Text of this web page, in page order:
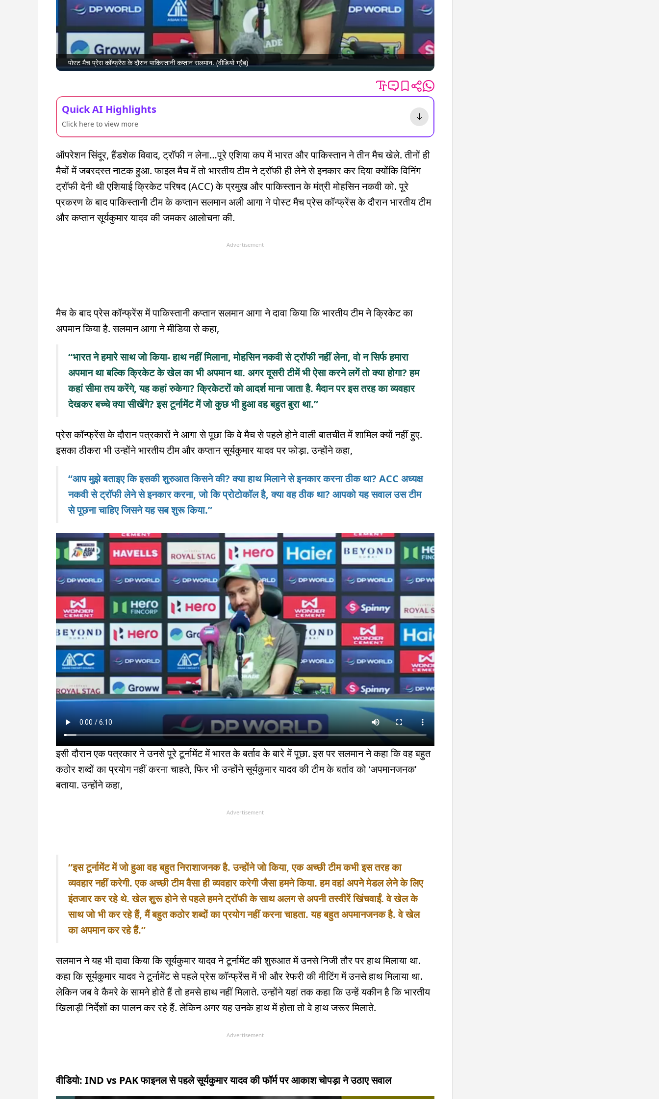
पोस्ट मैच प्रेस कॉन्फ्रेंस के दौरान पाकिस्तानी कप्तान सलमान. (वीडियो ग्रैब)
Quick AI Highlights
Click here to view more
ऑपरेशन सिंदूर, हैंडशेक विवाद, ट्रॉफी न लेना…पूरे एशिया कप में भारत और पाकिस्तान ने तीन मैच खेले. तीनों ही
मैचों में जबरदस्त नाटक हुआ. फाइल मैच में तो भारतीय टीम ने ट्रॉफी ही लेने से इनकार कर दिया क्योंकि विनिंग
ट्रॉफी देनी थी एशियाई क्रिकेट परिषद (ACC) के प्रमुख और पाकिस्तान के मंत्री मोहसिन नकवी को. पूरे
प्रकरण के बाद पाकिस्तानी टीम के कप्तान सलमान अली आगा ने पोस्ट मैच प्रेस कॉन्फ्रेंस के दौरान भारतीय टीम
और कप्तान सूर्यकुमार यादव की जमकर आलोचना की.
Advertisement
मैच के बाद प्रेस कॉन्फ्रेंस में पाकिस्तानी कप्तान सलमान आगा ने दावा किया कि भारतीय टीम ने क्रिकेट का
अपमान किया है. सलमान आगा ने मीडिया से कहा,
“भारत ने हमारे साथ जो किया- हाथ नहीं मिलाना, मोहसिन नकवी से ट्रॉफी नहीं लेना, वो न सिर्फ हमारा
अपमान था बल्कि क्रिकेट के खेल का भी अपमान था. अगर दूसरी टीमें भी ऐसा करने लगें तो क्या होगा? हम
कहां सीमा तय करेंगे, यह कहां रुकेगा? क्रिकेटरों को आदर्श माना जाता है. मैदान पर इस तरह का व्यवहार
देखकर बच्चे क्या सीखेंगे? इस टूर्नामेंट में जो कुछ भी हुआ वह बहुत बुरा था.”
प्रेस कॉन्फ्रेंस के दौरान पत्रकारों ने आगा से पूछा कि वे मैच से पहले होने वाली बातचीत में शामिल क्यों नहीं हुए.
इसका ठीकरा भी उन्होंने भारतीय टीम और कप्तान सूर्यकुमार यादव पर फोड़ा. उन्होंने कहा,
“आप मुझे बताइए कि इसकी शुरुआत किसने की? क्या हाथ मिलाने से इनकार करना ठीक था? ACC अध्यक्ष
नकवी से ट्रॉफी लेने से इनकार करना, जो कि प्रोटोकॉल है, क्या वह ठीक था? आपको यह सवाल उस टीम
से पूछना चाहिए जिसने यह सब शुरू किया.”
इसी दौरान एक पत्रकार ने उनसे पूरे टूर्नामेंट में भारत के बर्ताव के बारे में पूछा. इस पर सलमान ने कहा कि वह बहुत
कठोर शब्दों का प्रयोग नहीं करना चाहते, फिर भी उन्होंने सूर्यकुमार यादव की टीम के बर्ताव को ‘अपमानजनक’
बताया. उन्होंने कहा,
Advertisement
“इस टूर्नामेंट में जो हुआ वह बहुत निराशाजनक है. उन्होंने जो किया, एक अच्छी टीम कभी इस तरह का
व्यवहार नहीं करेगी. एक अच्छी टीम वैसा ही व्यवहार करेगी जैसा हमने किया. हम वहां अपने मेडल लेने के लिए
इंतजार कर रहे थे. खेल शुरू होने से पहले हमने ट्रॉफी के साथ अलग से अपनी तस्वीरें खिंचवाईं. वे खेल के
साथ जो भी कर रहे हैं, मैं बहुत कठोर शब्दों का प्रयोग नहीं करना चाहता. यह बहुत अपमानजनक है. वे खेल
का अपमान कर रहे हैं.”
सलमान ने यह भी दावा किया कि सूर्यकुमार यादव ने टूर्नामेंट की शुरुआत में उनसे निजी तौर पर हाथ मिलाया था.
कहा कि सूर्यकुमार यादव ने टूर्नामेंट से पहले प्रेस कॉन्फ्रेंस में भी और रेफरी की मीटिंग में उनसे हाथ मिलाया था.
लेकिन जब वे कैमरे के सामने होते हैं तो हमसे हाथ नहीं मिलाते. उन्होंने यहां तक कहा कि उन्हें यकीन है कि भारतीय
खिलाड़ी निर्देशों का पालन कर रहे हैं. लेकिन अगर यह उनके हाथ में होता तो वे हाथ जरूर मिलाते.
Advertisement
वीडियो: IND vs PAK फाइनल से पहले सूर्यकुमार यादव की फॉर्म पर आकाश चोपड़ा ने उठाए सवाल